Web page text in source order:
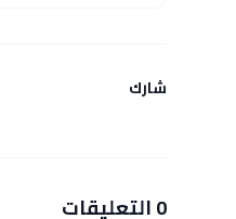
شارك
0 التعليقات